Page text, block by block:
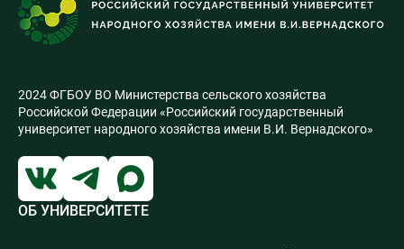
2024 ФГБОУ ВО Министерства сельского хозяйства
Российской Федерации «Российский государственный
университет народного хозяйства имени В.И. Вернадского»
ОБ УНИВЕРСИТЕТЕ